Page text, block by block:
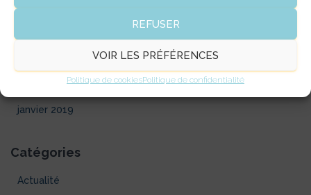
REFUSER
VOIR LES PRÉFÉRENCES
Politique de cookiesPolitique de confidentialité
septembre 2019
janvier 2019
Catégories
Actualité